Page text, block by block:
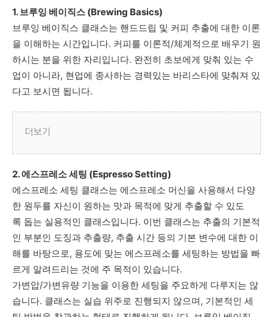
1. 브루잉 베이직스 (Brewing Basics)
브루잉 베이직스 클래스는 핸드드립 및 커피 추출에 대한 이론
을 이해하는 시간입니다. 커피를 이론적/체계적으로 배우기 원
하시는 분을 위한 자리입니다. 완전히 초보에게 맞춰 있는 수
업이 아니라, 현업에 종사하는 경력있는 바리스타에 맞춰져 있
다고 보시면 됩니다.
더보기
2. 에스프레소 세팅 (Espresso Setting)
에스프레소 세팅 클래스는 에스프레소 머신을 사용해서 다양
한 원두를 자신이 원하는 맛과 목적에 맞게 추출할 수 있도
록 돕는 실용적인 클래스입니다. 이번 클래스는 추출의 기본적
인 부분인 도징과 추출량, 추출 시간 등의 기본 변수에 대한 이
해를 바탕으로, 용도에 맞는 에스프레소를 세팅하는 방법을 빠
르게 알려드리는 것에 주 목적이 있습니다.
가변압/가변유량 기능을 이용한 세팅을 주요하게 다루지는 않
습니다. 클래스는 실습 위주로 진행되지 않으며, 기본적인 세